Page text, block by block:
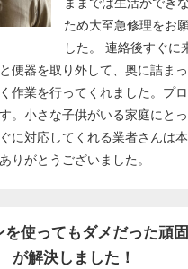
ため大至急修理をお
した。 連絡後すぐに
便器を取り外して、奥に詰ま
作業を行ってくれました。プ
。小さな子供がいる家庭にと
に対応してくれる業者さんは
りがとうございました。
を使ってもダメだった頑
が解決しました！